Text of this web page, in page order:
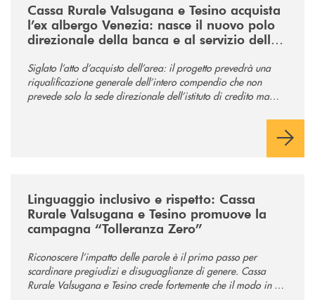
Cassa Rurale Valsugana e Tesino acquista
l’ex albergo Venezia: nasce il nuovo polo
direzionale della banca e al servizio della
Siglato l’atto d’acquisto dell’area: il progetto prevedrà una
riqualificazione generale dell’intero compendio che non
prevede solo la sede direzionale dell’istituto di credito ma
Linguaggio inclusivo e rispetto: Cassa
Rurale Valsugana e Tesino promuove la
campagna “Tolleranza Zero”
Riconoscere l’impatto delle parole è il primo passo per
scardinare pregiudizi e disuguaglianze di genere. Cassa
Rurale Valsugana e Tesino crede fortemente che il modo in cui